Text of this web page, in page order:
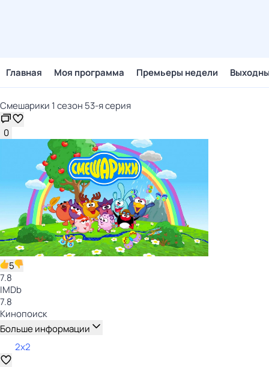
Главная Моя программа Премьеры недели
Смешарики 1 сезон 53-я серия
0
5
7.8
IMDb
7.8
Кинопоиск
Больше информации
2x2